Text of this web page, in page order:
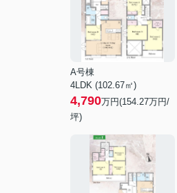
A号棟
4LDK (102.67㎡)
4,790万円(154.27万円/
坪)